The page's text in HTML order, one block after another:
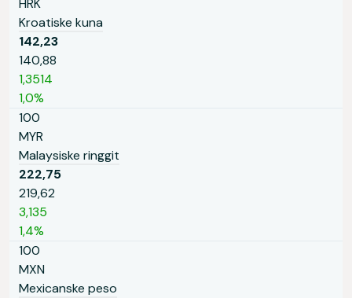
HRK
Kroatiske kuna
142,23
140,88
1,3514
1,0%
100
MYR
Malaysiske ringgit
222,75
219,62
3,135
1,4%
100
MXN
Mexicanske peso